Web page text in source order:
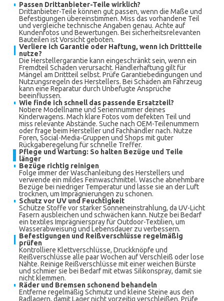
Passen Drittanbieter-Teile wirklich?
Drittanbieter-Teile können gut passen, wenn die Maße und
Befestigungen übereinstimmen. Miss das vorhandene Teil
und vergleiche technische Angaben genau. Achte auf
Kundenfotos und Bewertungen. Bei sicherheitsrelevanten
Bauteilen ist Vorsicht geboten.
Verliere ich Garantie oder Haftung, wenn ich Drittteile
nutze?
Die Herstellergarantie kann eingeschränkt sein, wenn ein
Fremdteil Schaden verursacht. Händlerhaftung gilt für
Mängel am Drittteil selbst. Prüfe Garantiebedingungen und
Nutzungsregeln des Herstellers. Bei Schäden am Fahrzeug
kann eine Reparatur durch Unbefugte Ansprüche
beeinflussen.
Wie finde ich schnell das passende Ersatzteil?
Notiere Modellname und Seriennummer deines
Kinderwagens. Mach klare Fotos vom defekten Teil und
miss relevante Abstände. Suche nach OEM-Teilenummern
oder frage beim Hersteller und Fachhändler nach. Nutze
Foren, Social-Media-Gruppen und Shops mit guter
Rückgaberegelung für schnelle Treffer.
Pflege und Wartung: So halten Bezüge und Teile
länger
Bezüge richtig reinigen
Folge immer der Waschanleitung des Herstellers und
verwende ein mildes Feinwaschmittel. Wasche abnehmbare
Bezüge bei niedriger Temperatur und lasse sie an der Luft
trocknen, um Imprägnierungen zu schonen.
Schutz vor UV und Feuchtigkeit
Schütze Stoffe vor starker Sonneneinstrahlung, da UV-Licht
Fasern ausbleichen und schwächen kann. Nutze bei Bedarf
ein textiles Imprägnierspray für Outdoor-Textilien, um
Wasserabweisung und Lebensdauer zu verbessern.
Befestigungen und Reißverschlüsse regelmäßig
prüfen
Kontrolliere Klettverschlüsse, Druckknöpfe und
Reißverschlüsse alle paar Wochen auf Verschleiß oder lose
Nähte. Reinige Reißverschlüsse mit einer weichen Bürste
und schmier sie bei Bedarf mit etwas Silikonspray, damit sie
nicht klemmen.
Räder und Bremsen schonend behandeln
Entferne regelmäßig Schmutz und kleine Steine aus den
Radlagern, damit Lager nicht vorzeitig verschleißen. Prüfe